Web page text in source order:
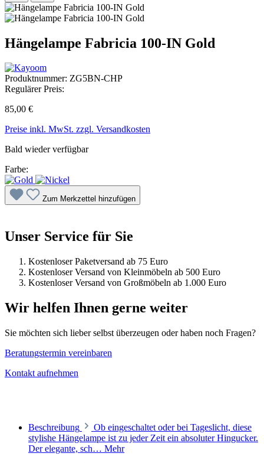
Hängelampe Fabricia 100-IN Gold
Produktnummer: ZG5BN-CHP
Regulärer Preis:
85,00 €
Preise inkl. MwSt. zzgl. Versandkosten
Bald wieder verfügbar
Farbe:
Zum Merkzettel hinzufügen
Unser Service für Sie
Kostenloser Paketversand ab 75 Euro
Kostenloser Versand von Kleinmöbeln ab 500 Euro
Kostenloser Versand von Großmöbeln ab 1.000 Euro
Wir helfen Ihnen gerne weiter
Sie möchten sich lieber selbst überzeugen oder haben noch Fragen?
Beratungstermin vereinbaren
Kontakt aufnehmen
Beschreibung
Ob eingeschaltet oder bei Tageslicht, diese
stylishe Hängelampe ist zu jeder Zeit ein absoluter Hingucker.
Der elegante, sch… Mehr